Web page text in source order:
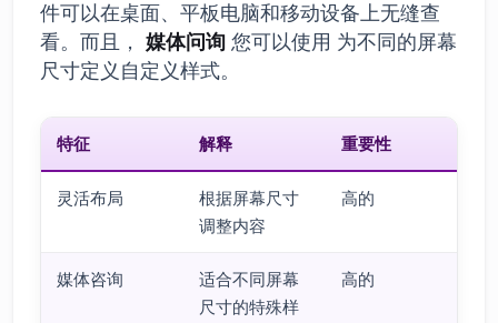
件可以在桌面、平板电脑和移动设备上无缝查
看。而且， 媒体问询 您可以使用 为不同的屏幕
尺寸定义自定义样式。
特征 解释 重要性
灵活布局
根据屏幕尺寸
调整内容
高的
媒体咨询
适合不同屏幕
尺寸的特殊样
高的